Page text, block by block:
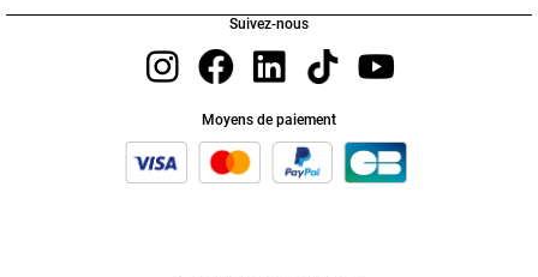
Suivez-nous
Moyens de paiement